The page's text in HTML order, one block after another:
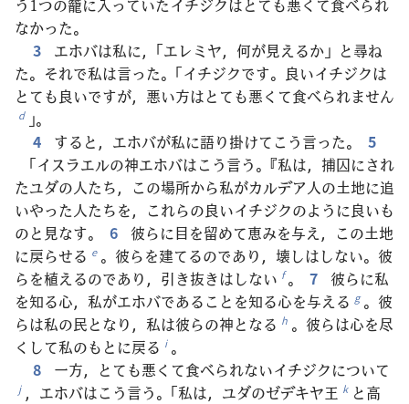
う1つの籠に入っていたイチジクはとても悪くて食べられ
なかった。
3
エホバは私に，「エレミヤ，何が見えるか」と尋ね
た。それで私は言った。「イチジクです。良いイチジクは
とても良いですが，悪い方はとても悪くて食べられません
d 」。
4
すると，エホバが私に語り掛けてこう言った。
5
「イスラエルの神エホバはこう言う。『私は，捕囚にされ
たユダの人たち，この場所から私がカルデア人の土地に追
いやった人たちを，これらの良いイチジクのように良いも
のと見なす。
6
彼らに目を留めて恵みを与え，この土地
に戻らせる e 。彼らを建てるのであり，壊しはしない。彼
らを植えるのであり，引き抜きはしない f 。 7
彼らに私
を知る心，私がエホバであることを知る心を与える g 。彼
らは私の民となり，私は彼らの神となる h 。彼らは心を尽
くして私のもとに戻る i 。
8
一方，とても悪くて食べられないイチジクについて
j ，エホバはこう言う。「私は，ユダのゼデキヤ王 k と高